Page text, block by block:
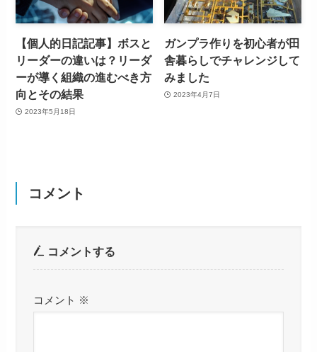
【個人的日記記事】ボスと
リーダーの違いは？リーダ
ーが導く組織の進むべき方
向とその結果
2023年5月18日
ガンプラ作りを初心者が田
舎暮らしでチャレンジして
みました
2023年4月7日
コメント
コメントする
コメント ※